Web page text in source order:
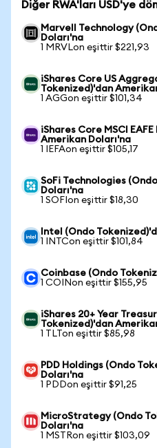
Diğer RWA'ları USD'ye
Marvell Technology
Doları'na
1 MRVLon eşittir $221,93
iShares Core US
Tokenized)'dan
1 AGGon eşittir $101,34
iShares Core MSCI
Amerikan Doları'na
1 IEFAon eşittir $105,17
SoFi Technologies
Doları'na
1 SOFIon eşittir $18,30
Intel (Ondo
1 INTCon eşittir $101,84
Coinbase (Ondo
1 COINon eşittir $155,95
iShares 20+ Year
Tokenized)'dan
1 TLTon eşittir $85,98
PDD Holdings (Ondo
Doları'na
1 PDDon eşittir $91,25
MicroStrategy (Ondo
Doları'na
1 MSTRon eşittir $103,09